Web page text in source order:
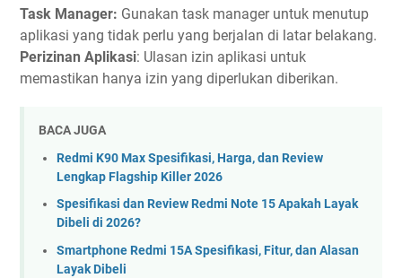
Task Manager: Gunakan task manager untuk menutup
aplikasi yang tidak perlu yang berjalan di latar belakang.
Perizinan Aplikasi: Ulasan izin aplikasi untuk
memastikan hanya izin yang diperlukan diberikan.
BACA JUGA
Redmi K90 Max Spesifikasi, Harga, dan Review
Lengkap Flagship Killer 2026
Spesifikasi dan Review Redmi Note 15 Apakah Layak
Dibeli di 2026?
Smartphone Redmi 15A Spesifikasi, Fitur, dan Alasan
Layak Dibeli